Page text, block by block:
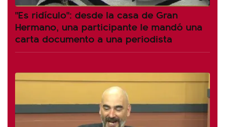
"Es ridículo": desde la casa de Gran
Hermano, una participante le mandó una
carta documento a una periodista